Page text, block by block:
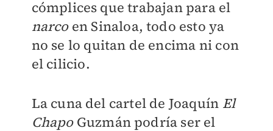
cómplices que trabajan para el
narcoen Sinaloa, todo esto ya
no se lo quitan de encima ni con
el cilicio.
La cuna del cartel de Joaquín El
ChapoGuzmán podría ser el